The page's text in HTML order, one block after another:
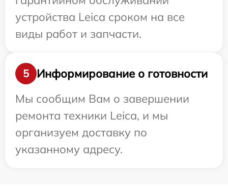
устройства Leica сроком на все
виды работ и запчасти.
5
Информирование о готовности
Мы сообщим Вам о завершении
ремонта техники Leica, и мы
организуем доставку по
указанному адресу.